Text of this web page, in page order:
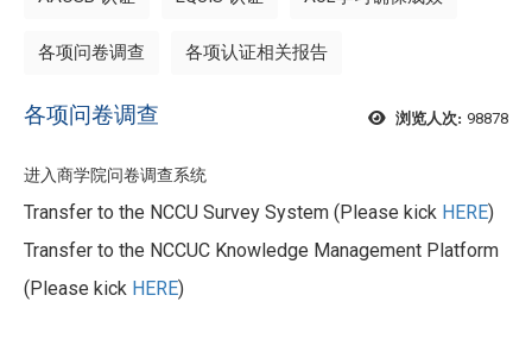
各项问卷调查 各项认证相关报告
浏览人次: 98878
各项问卷调查
进入商学院问卷调查系统
Transfer to the NCCU Survey System (Please kick HERE)
Transfer to the NCCUC Knowledge Management Platform
(Please kick HERE)